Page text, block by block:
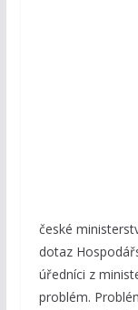
české
dotaz
úředníci z
problém.